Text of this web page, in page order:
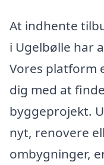
At indhente
i Ugelbølle har
Vores platform
dig med at
byggeprojekt.
nyt, renovere
ombygninger,